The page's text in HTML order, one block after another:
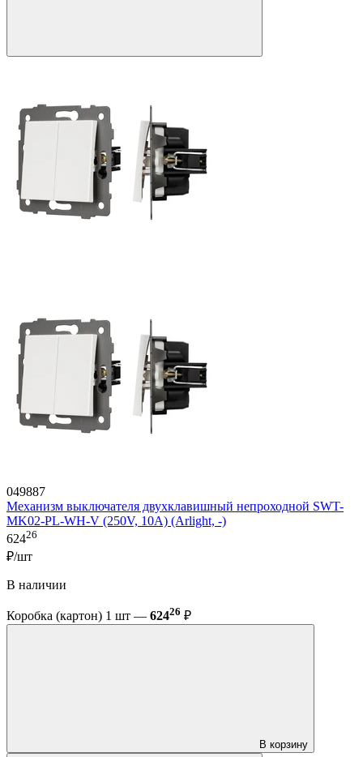
049887
Механизм выключателя двухклавишный непроходной SWT-
MK02-PL-WH-V (250V, 10A) (Arlight, -)
62426
₽/шт
В наличии
Коробка (картон) 1 шт — 62426 ₽
В корзину